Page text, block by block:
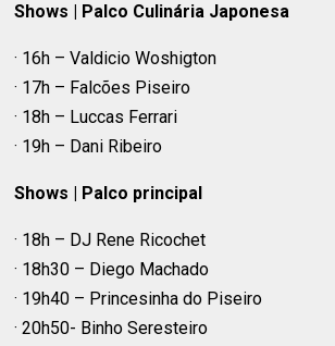
Shows | Palco Culinária Japonesa
· 16h – Valdicio Woshigton
· 17h – Falcões Piseiro
· 18h – Luccas Ferrari
· 19h – Dani Ribeiro
Shows | Palco principal
· 18h – DJ Rene Ricochet
· 18h30 – Diego Machado
· 19h40 – Princesinha do Piseiro
· 20h50- Binho Seresteiro